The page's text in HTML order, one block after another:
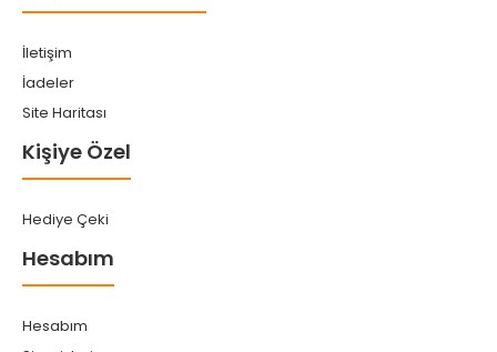
İletişim
İadeler
Site Haritası
Kişiye Özel
Hediye Çeki
Hesabım
Hesabım